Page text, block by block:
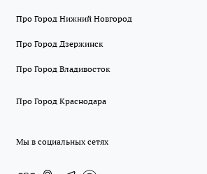
Про Город Нижний Новгород
Про Город Дзержинск
Про Город Владивосток
Про Город Краснодара
Мы в социальных сетях